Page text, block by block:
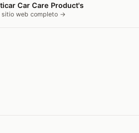
Car Care Product's
sitio web completo →